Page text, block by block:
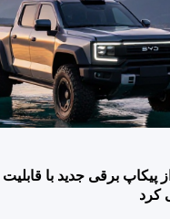
پیکاپ برقی جدید با
کرد